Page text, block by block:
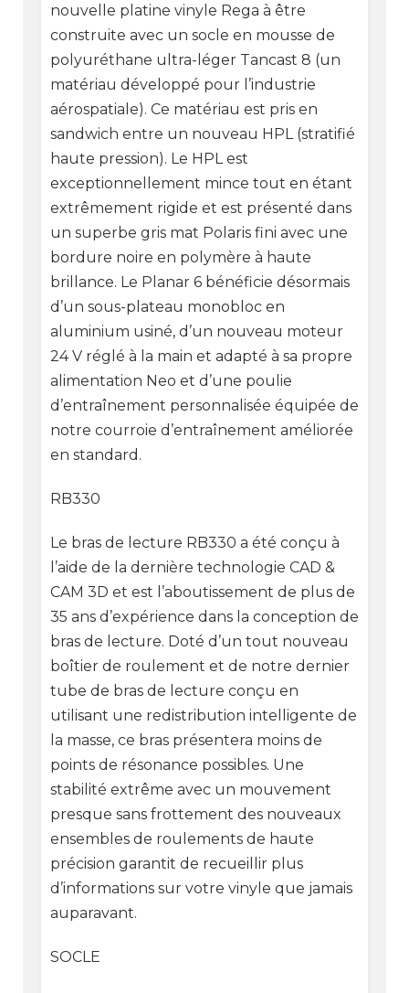
nouvelle platine vinyle Rega à être
construite avec un socle en mousse de
polyuréthane ultra-léger Tancast 8 (un
matériau développé pour l’industrie
aérospatiale). Ce matériau est pris en
sandwich entre un nouveau HPL (stratifié
haute pression). Le HPL est
exceptionnellement mince tout en étant
extrêmement rigide et est présenté dans
un superbe gris mat Polaris fini avec une
bordure noire en polymère à haute
brillance. Le Planar 6 bénéficie désormais
d’un sous-plateau monobloc en
aluminium usiné, d’un nouveau moteur
24 V réglé à la main et adapté à sa propre
alimentation Neo et d’une poulie
d’entraînement personnalisée équipée de
notre courroie d’entraînement améliorée
en standard.
RB330
Le bras de lecture RB330 a été conçu à
l’aide de la dernière technologie CAD &
CAM 3D et est l’aboutissement de plus de
35 ans d’expérience dans la conception de
bras de lecture. Doté d’un tout nouveau
boîtier de roulement et de notre dernier
tube de bras de lecture conçu en
utilisant une redistribution intelligente de
la masse, ce bras présentera moins de
points de résonance possibles. Une
stabilité extrême avec un mouvement
presque sans frottement des nouveaux
ensembles de roulements de haute
précision garantit de recueillir plus
d’informations sur votre vinyle que jamais
auparavant.
SOCLE